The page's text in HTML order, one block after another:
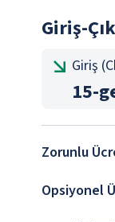
Giriş-
Giriş
15-
Zorunlu
Opsiyonel